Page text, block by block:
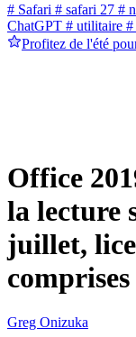
# Safari # safari 27 #
ChatGPT # utilitaire #
Profitez de l'été
Office
la lecture
juillet,
comprises
Greg Onizuka